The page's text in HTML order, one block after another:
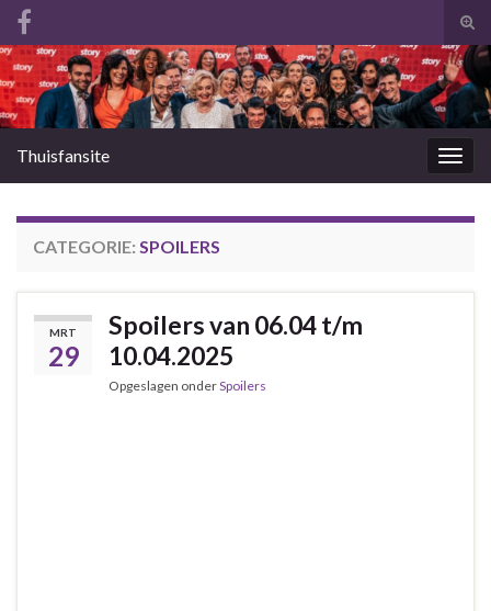
Search for:
Thuisfansite
CATEGORIE: SPOILERS
MRT
29
Spoilers van 06.04 t/m
10.04.2025
Opgeslagen onderSpoilers